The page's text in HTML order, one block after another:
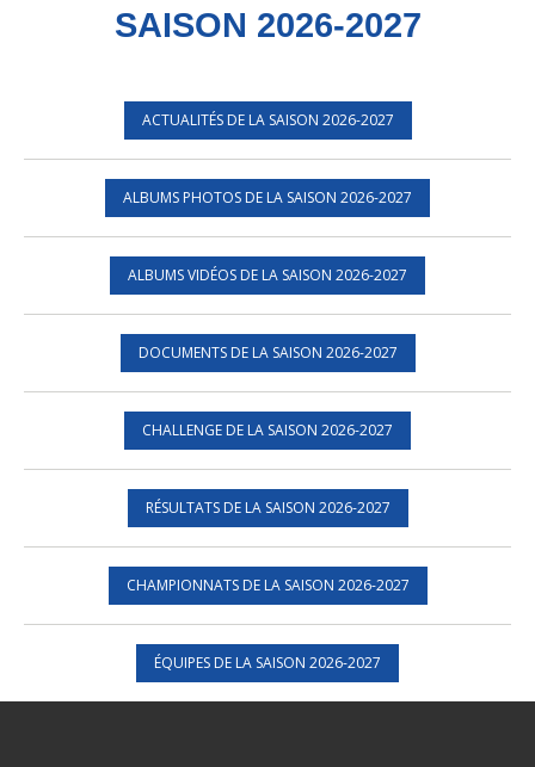
SAISON 2026-2027
ACTUALITÉS DE LA SAISON 2026-2027
ALBUMS PHOTOS DE LA SAISON 2026-2027
ALBUMS VIDÉOS DE LA SAISON 2026-2027
DOCUMENTS DE LA SAISON 2026-2027
CHALLENGE DE LA SAISON 2026-2027
RÉSULTATS DE LA SAISON 2026-2027
CHAMPIONNATS DE LA SAISON 2026-2027
ÉQUIPES DE LA SAISON 2026-2027